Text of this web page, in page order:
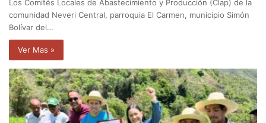
Los Comités Locales de Abastecimiento y Producción (Clap) de la
comunidad Neveri Central, parroquia El Carmen, municipio Simón
Bolívar del…
Ver Mas »